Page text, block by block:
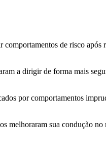
de risco após
a dirigir de forma mais
por comportamentos
sua condução no